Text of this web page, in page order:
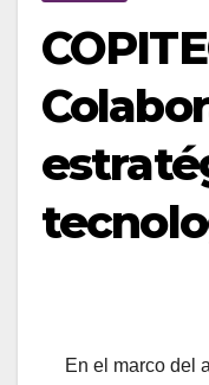
En el marco del